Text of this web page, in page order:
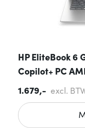
HP EliteBook 6
Copilot+ PC
1.679,- excl.